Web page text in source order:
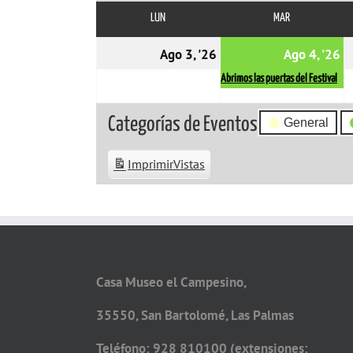
LUNLUNES MARMARTES
Ago 3, '26 03/08/2026Ago 4, '26
Abrimos las puertas del Festival
Categorías de Eventos General
ImprimirVistas
Casa Museo el Campesino,
35550, San Bartolomé, Las Palmas
Teléfono: 928 810100 (extensiones: